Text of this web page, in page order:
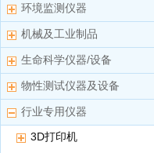
环境监测仪器
机械及工业制品
生命科学仪器/设备
物性测试仪器及设备
行业专用仪器
3D打印机